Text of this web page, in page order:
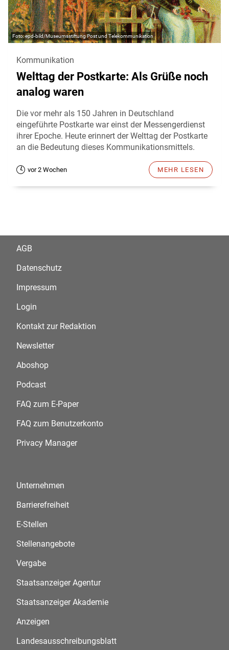
epd-bild/Museumsstiftung Post und Telekommunikation
Kommunikation
Welttag der Postkarte: Als Grüße noch
analog waren
Die vor mehr als 150 Jahren in Deutschland
eingeführte Postkarte war einst der Messengerdienst
ihrer Epoche. Heute erinnert der Welttag der Postkarte
an die Bedeutung dieses Kommunikationsmittels.
vor 2 Wochen MEHR LESEN
AGB
Datenschutz
Impressum
Login
Kontakt zur Redaktion
Newsletter
Aboshop
Podcast
FAQ zum E-Paper
FAQ zum Benutzerkonto
Privacy Manager
Unternehmen
Barrierefreiheit
E-Stellen
Stellenangebote
Vergabe
Staatsanzeiger Agentur
Staatsanzeiger Akademie
Anzeigen
Landesausschreibungsblatt